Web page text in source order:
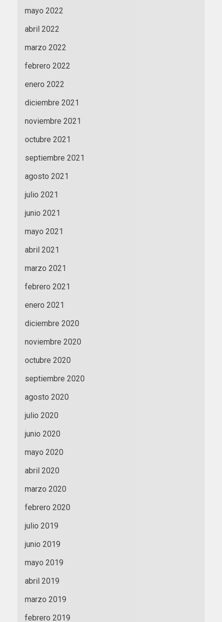
mayo 2022
abril 2022
marzo 2022
febrero 2022
enero 2022
diciembre 2021
noviembre 2021
octubre 2021
septiembre 2021
agosto 2021
julio 2021
junio 2021
mayo 2021
abril 2021
marzo 2021
febrero 2021
enero 2021
diciembre 2020
noviembre 2020
octubre 2020
septiembre 2020
agosto 2020
julio 2020
junio 2020
mayo 2020
abril 2020
marzo 2020
febrero 2020
julio 2019
junio 2019
mayo 2019
abril 2019
marzo 2019
febrero 2019